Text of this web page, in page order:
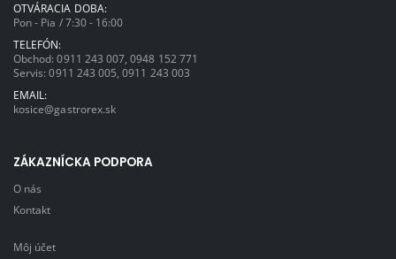
OTVÁRACIA DOBA:
Pon - Pia / 7:30 - 16:00
TELEFÓN:
Obchod:0911 243 007 ,0948 152 771
Servis:0911 243 005 ,0911 243 003
EMAIL:
kosice@gastrorex.sk
ZÁKAZNÍCKA PODPORA
O nás
Kontakt
Môj účet